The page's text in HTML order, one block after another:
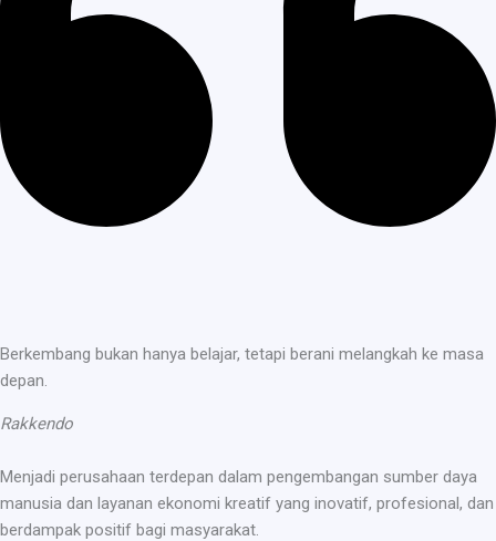
Berkembang bukan hanya belajar, tetapi berani melangkah ke masa
depan.
Rakkendo
Menjadi perusahaan terdepan dalam pengembangan sumber daya
manusia dan layanan ekonomi kreatif yang inovatif, profesional, dan
berdampak positif bagi masyarakat.